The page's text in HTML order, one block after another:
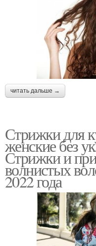
читать дальше →
Стрижки для
женские без
Стрижки и
волнистых
2022 года